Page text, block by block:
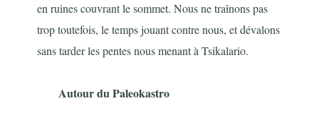
en ruines couvrant le sommet. Nous ne traînons pas
trop toutefois, le temps jouant contre nous, et dévalons
sans tarder les pentes nous menant à Tsikalario.
Autour du Paleokastro